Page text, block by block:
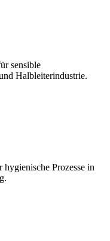
sensible
Halbleiterindustrie.
Prozesse in